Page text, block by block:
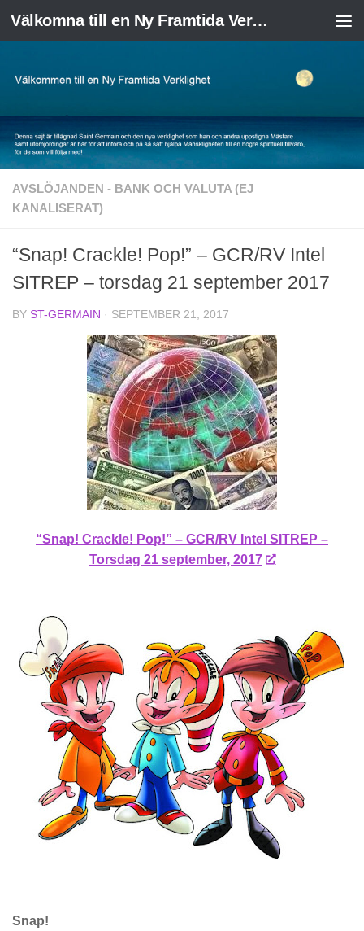
Skip to content Välkomna till en Ny Framtida Verklighet
AVSLÖJANDEN - BANK OCH VALUTA (EJ
KANALISERAT)
“Snap! Crackle! Pop!” – GCR/RV Intel
SITREP – torsdag 21 september 2017
BY ST-GERMAIN · SEPTEMBER 21, 2017
“Snap! Crackle! Pop!” – GCR/RV Intel SITREP –
Torsdag 21 september, 2017
Snap!